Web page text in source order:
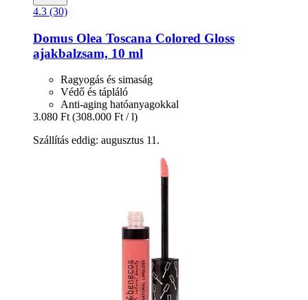
4.3 (30)
Domus Olea Toscana Colored Gloss
ajakbalzsam, 10 ml
Ragyogás és simaság
Védő és tápláló
Anti-aging hatóanyagokkal
3.080 Ft (308.000 Ft / l)
Szállítás eddig: augusztus 11.